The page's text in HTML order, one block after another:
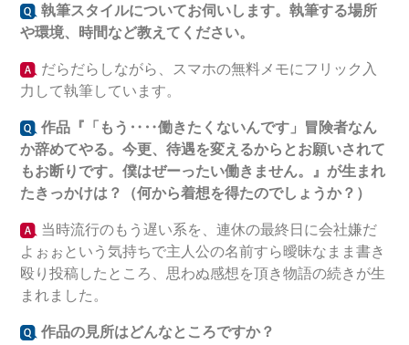
執筆スタイルについてお伺いします。執筆する場所
や環境、時間など教えてください。
だらだらしながら、スマホの無料メモにフリック入
力して執筆しています。
作品『「もう‥‥働きたくないんです」冒険者なん
か辞めてやる。今更、待遇を変えるからとお願いされて
もお断りです。僕はぜーったい働きません。』 が生まれ
たきっかけは？（何から着想を得たのでしょうか？）
当時流行のもう遅い系を、連休の最終日に会社嫌だ
よぉぉという気持ちで主人公の名前すら曖昧なまま書き
殴り投稿したところ、思わぬ感想を頂き物語の続きが生
まれました。
作品の見所はどんなところですか？